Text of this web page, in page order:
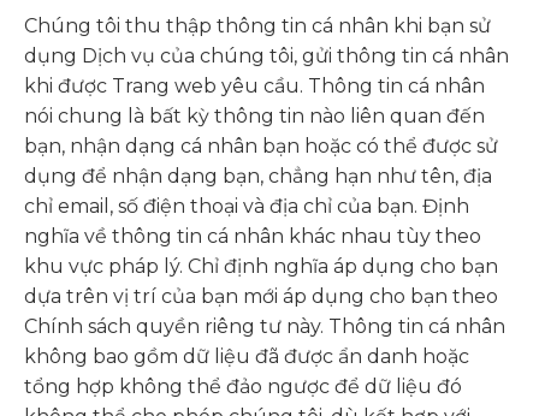
Chúng tôi thu thập thông tin cá nhân khi bạn sử
dụng Dịch vụ của chúng tôi, gửi thông tin cá nhân
khi được Trang web yêu cầu. Thông tin cá nhân
nói chung là bất kỳ thông tin nào liên quan đến
bạn, nhận dạng cá nhân bạn hoặc có thể được sử
dụng để nhận dạng bạn, chẳng hạn như tên, địa
chỉ email, số điện thoại và địa chỉ của bạn. Định
nghĩa về thông tin cá nhân khác nhau tùy theo
khu vực pháp lý. Chỉ định nghĩa áp dụng cho bạn
dựa trên vị trí của bạn mới áp dụng cho bạn theo
Chính sách quyền riêng tư này. Thông tin cá nhân
không bao gồm dữ liệu đã được ẩn danh hoặc
tổng hợp không thể đảo ngược để dữ liệu đó